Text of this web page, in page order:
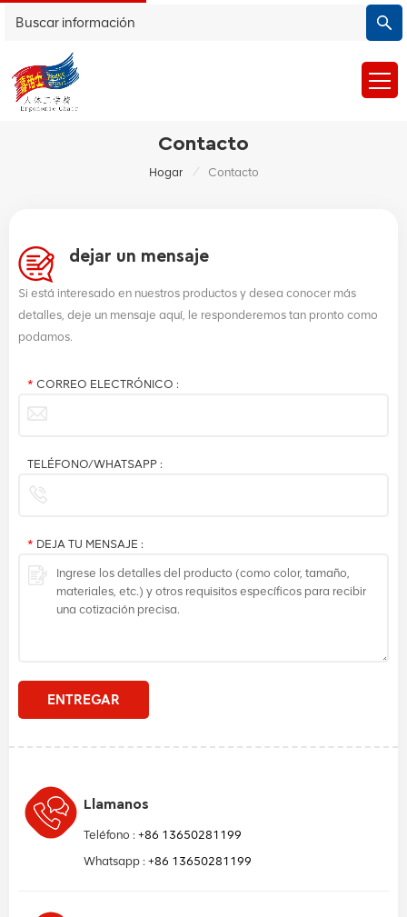
Contacto
Hogar / Contacto
dejar un mensaje
Si está interesado en nuestros productos y desea conocer más
detalles, deje un mensaje aquí, le responderemos tan pronto como
podamos.
* CORREO ELECTRÓNICO :
TELÉFONO/WHATSAPP :
* DEJA TU MENSAJE :
ENTREGAR
Llamanos
Teléfono : +86 13650281199
Whatsapp : +86 13650281199